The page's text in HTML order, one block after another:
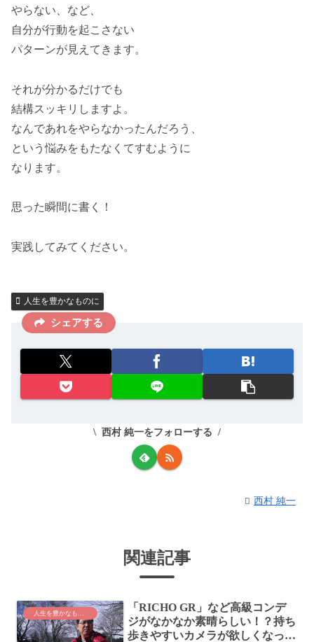
やらない、など、
自分が行動を起こさない
パターンが見えてきます。
それが分かるだけでも
結構スッキリしますよ。
なんであれをやらなかったんだろう、
という悩みをもたなくてすむように
なります。
思った瞬間に書く！
実践してみてください。
人生を豊かなものに
シェアする
西村 純一をフォローする
西村 純一
関連記事
「RICHO GR」など高級コンデ
ジがなかなか素晴らしい！？持ち
歩きやすいカメラが欲しくなって